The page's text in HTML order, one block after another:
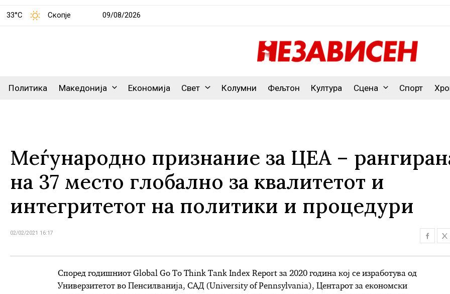
33°C Скопје 09/08/2026
Политика Македонија Економија Свет Колумни Фељтон Култура Сцена Спорт
Меѓународно признание за ЦЕА –
на 37 место глобално за квалитетот и
интегритетот на политики и процедури
02/02/2021 16:17
Според годишниот Global Go To Think Tank Index Report за 2020 година кој се изработува од
Универзитетот во Пенсилванија, САД (University of Pennsylvania), Центарот за економски